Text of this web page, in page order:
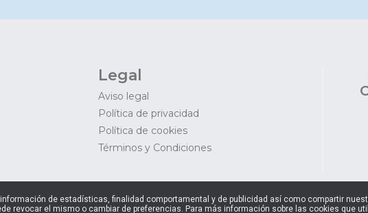
Legal
Aviso legal
Política de privacidad
Política de cookies
Términos y Condiciones
de estadísticas, finalidad comportamental y de publicidad así como compartir
revocar el mismo o cambiar de preferencias. Para más información sobre las cookies que